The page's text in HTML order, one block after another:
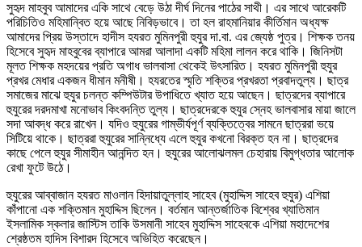
সুহৃদ মাহবুব আমাদের একি সাথে বেড়ে উঠা দীর্ঘ দিনের পাঠের সাথী। এর সাথে আরেকটি
পরিচিতিও মহিমান্বিত হয়ে আছে নিবিড়ভাবে। তা হল রাহমানিয়ার কীর্তিমান অধ্যক্ষ
আমাদের প্রিয় উস্তাদে হাদীস হযরত মুমিনপুরী হুযুর দা.বা. এর জ্যেষ্ঠ পুত্র। শিক্ষক তনয়
হিসেবে সুহৃদ মাহবুবের ব্যাপারে আমরা আলাদা একটি মহিমা লালন করে থাকি। জিনিসটা
মূলত শিক্ষক মহদয়ের প্রতি অগাধ ভালবাসা থেকেই উৎসারিত। হযরত মুমিনপুরী হুযুর
প্রখর মেধার একজন ধীমান মনীষী। হযরতের স্মৃতি শক্তির প্রখরতা প্রবাদতুল্য। ছাত্র
সমাজের মাঝে হুযুর চলন্ত কম্পিউটার উপাধিতে খ্যাত হয়ে আছেন। ছাত্রদের ব্যাপারে
হুযুরের দরদমাখা মনোভাব কিংবদন্তি তুল্য। ছাত্রদেরকে হুযুর স্নেহ ভালবাসার মায়া জালে
সদা আবদ্ধ করে রাখেন। যদিও হুযুরের গাম্ভীর্যপূর্ণ ব্যক্তিত্বের সামনে ছাত্ররা ভয়ে
সিটিয়ে থাকে। ছাত্ররা হুযুরের সান্নিধ্যে এলে হুযুর কখনো বিরক্ত হন না। ছাত্রদের
কাছে পেলে হুযুর সীমাহীন আনন্দিত হন। হুযুরের আলোঝলমল চেহারায় বিমুগ্ধতার আলোক
রেখা ফুটে উঠে।
হুযুরের আব্বাজান হযরত মাওলান হিদায়াতুল্লাহ সাহেব (মুহাদ্দিস সাহেব হুযুর) এশিয়া
কাঁপানো এক শক্তিমান মুহাদ্দিস ছিলেন। বর্তমান আন্তর্জাতিক বিশ্বের খ্যাতিমান
ইসলামিক স্কলার জাস্টিস তাকি উসমানী সাহেব মুহাদ্দিস সাহেবকে এশিয়া মহাদেশের
শ্রেষ্ঠতম হাদিস বিশারদ হিসেবে অভিহিত করেছেন।